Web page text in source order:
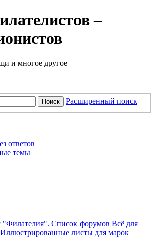
–
и многое другое
Поиск Расширенный поиск
ответов
темы
"Филателия". Список форумов Всё для
Иллюстрированные листы для марок